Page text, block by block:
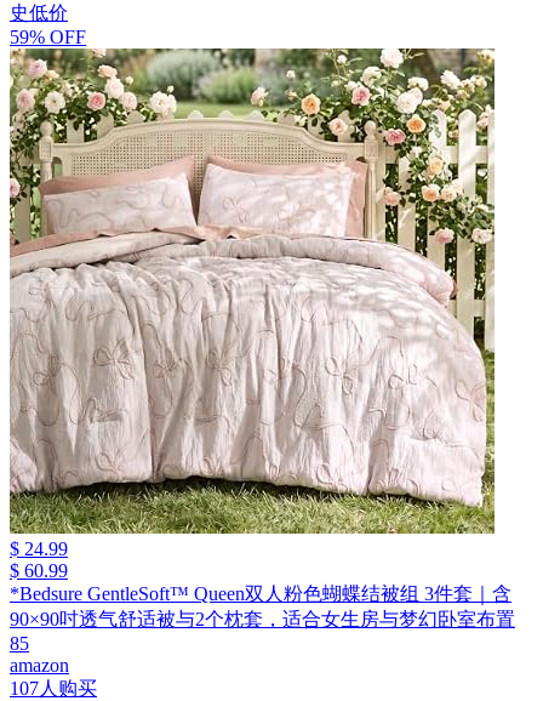
史低价
59% OFF
$ 24.99
$ 60.99
*Bedsure GentleSoft™ Queen双人粉色蝴蝶结被组 3件套｜含
90×90吋透气舒适被与2个枕套，适合女生房与梦幻卧室布置
85
amazon
107人购买